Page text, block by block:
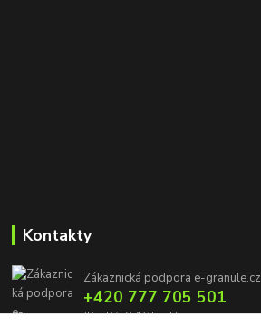
Kontakty
Zákaznická podpora e-granule.cz
+420 777 705 501
(Po-Pá, 8-16 hod.)